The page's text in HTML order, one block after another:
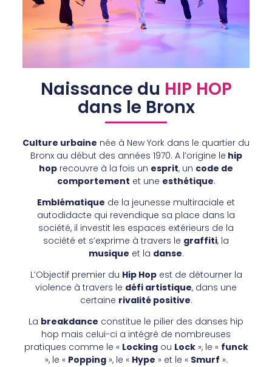
Naissance du HIP HOP
dans le Bronx
Culture urbaine née à New York dans le quartier du
Bronx au début des années 1970. A l’origine le hip
hop recouvre à la fois un esprit, un code de
comportement et une esthétique.
Emblématique de la jeunesse multiraciale et
autodidacte qui revendique sa place dans la
société, il investit les espaces extérieurs de la
société et s’exprime à travers le graffiti, la
musique et la danse.
L’Objectif premier du Hip Hopest de détourner la
violence à travers le défi artistique, dans une
certaine rivalité positive.
La breakdance constitue le pilier des danses hip
hop mais celui-ci a intégré de nombreuses
pratiques comme le « Lockingou Lock», le « funck
», le « Popping», le « Hype » et le « Smurf ».